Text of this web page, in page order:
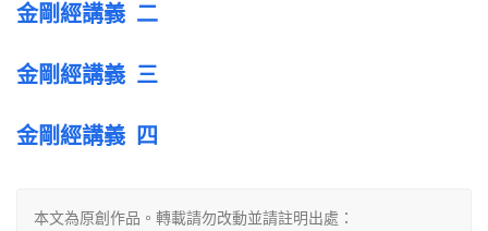
金剛經講義  二
金剛經講義  三
金剛經講義  四
本文為原創作品。轉載請勿改動並請註明出處：